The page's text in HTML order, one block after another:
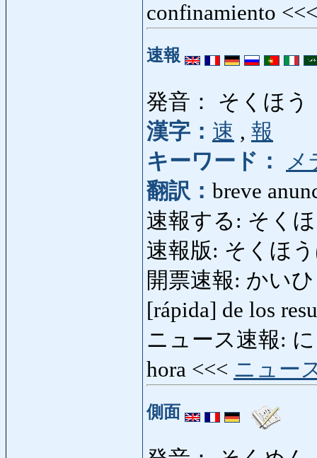
confinamiento
速報
発音： そくほう
漢字： 速 , 報
キーワード：
メ
翻訳： breve
速報する: そくほ
速報版: そくほ
開票速報: かい
[rápida] de los
ニュース速報:
hora <<< ニュー
側面